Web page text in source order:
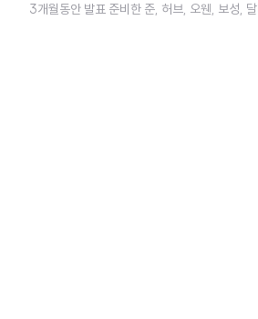
3개월동안 발표 준비한 준, 허브, 오웬, 보성,